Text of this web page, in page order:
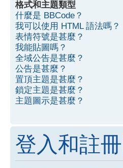
格式和主題類型
什麼是 BBCode？
我可以使用 HTML 語法嗎？
表情符號是甚麼？
我能貼圖嗎？
全域公告是甚麼？
公告是甚麼？
置頂主題是甚麼？
鎖定主題是甚麼？
主題圖示是甚麼？
登入和註